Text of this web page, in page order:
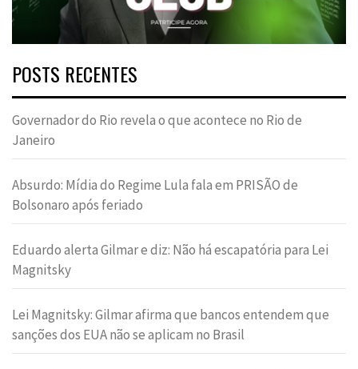
POSTS RECENTES
Governador do Rio revela o que acontece no Rio de
Janeiro
Absurdo: Mídia do Regime Lula fala em PRISÃO de
Bolsonaro após feriado
Eduardo alerta Gilmar e diz: Não há escapatória para Lei
Magnitsky
Lei Magnitsky: Gilmar afirma que bancos entendem que
sanções dos EUA não se aplicam no Brasil